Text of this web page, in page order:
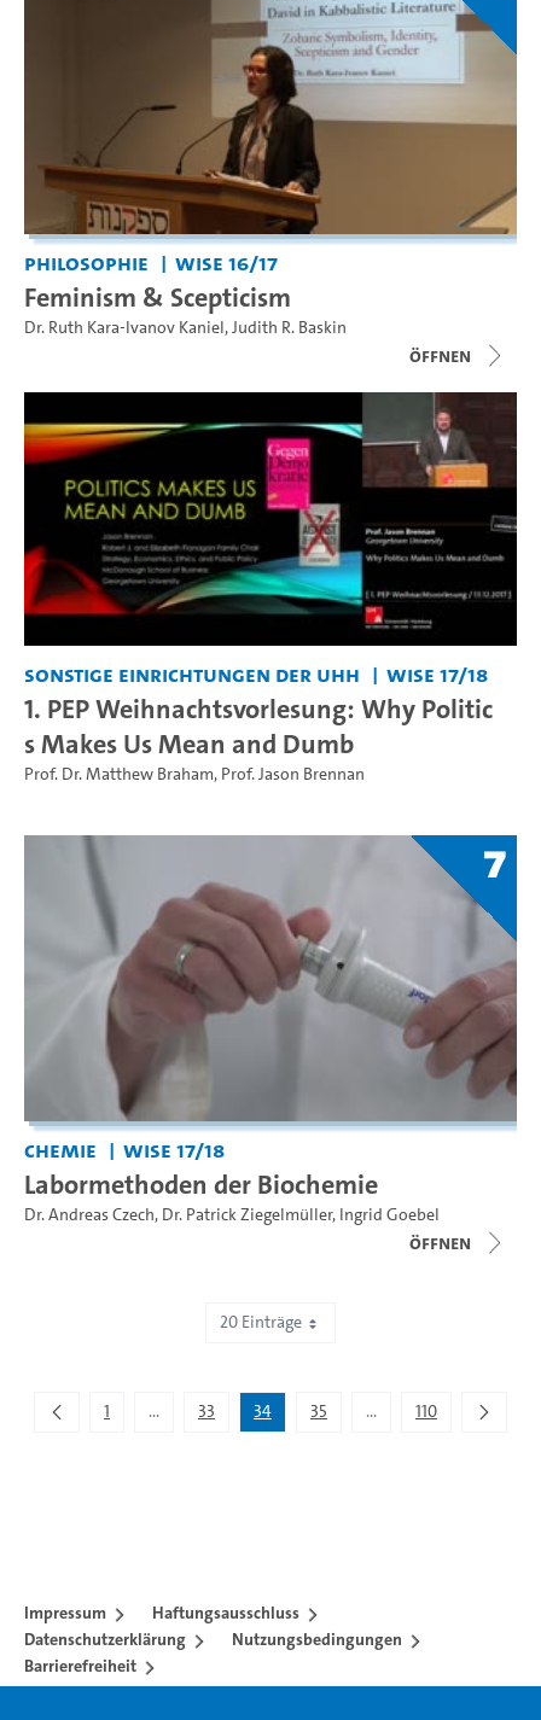
Philosophie WiSe 16/17
Feminism & Scepticism
Dr. Ruth Kara-Ivanov Kaniel,Judith R. Baskin
Öffnen
Sonstige Einrichtungen der UHH WiSe 17/18
1. PEP Weihnachtsvorlesung: Why Politic
s Makes Us Mean and Dumb
Prof. Dr. Matthew Braham, Prof. Jason Brennan
7
Chemie WiSe 17/18
Labormethoden der Biochemie
Dr. Andreas Czech, Dr. Patrick Ziegelmüller, Ingrid Goebel
Öffnen
20 Einträge
1 ...Zwischenseiten Navigieren mit TAB-Taste.
33 34 35 ...Zwischenseiten
110
Impressum
Haftungsausschluss
Datenschutzerklärung
Nutzungsbedingungen
Barrierefreiheit